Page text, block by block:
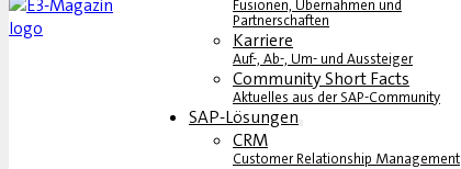
Fusionen, Übernahmen und
Partnerschaften
Karriere
Auf-, Ab-, Um- und Aussteiger
Community Short Facts
Aktuelles aus der SAP-Community
SAP-Lösungen
CRM
Customer Relationship Management